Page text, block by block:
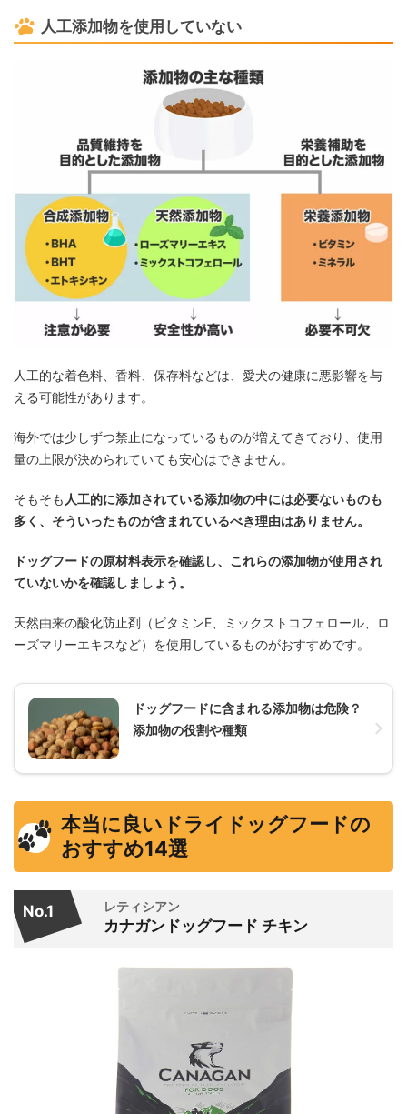
人工添加物を使用していない
人工的な着色料、香料、保存料などは、愛犬の健康に悪影響を与
える可能性があります。
海外では少しずつ禁止になっているものが増えてきており、使用
量の上限が決められていても安心はできません。
そもそも 人工的に添加されている添加物の中には必要ないものも
多く、そういったものが含まれているべき理由はありません。
ドッグフードの原材料表示を確認し、これらの添加物が使用され
ていないかを確認しましょう。
天然由来の酸化防止剤（ビタミンE、ミックストコフェロール、ロ
ーズマリーエキスなど）を使用しているものがおすすめです。
ドッグフードに含まれる添加物は危険？
添加物の役割や種類
本当に良いドライドッグフードの
おすすめ14選
No.1 レティシアン
カナガンドッグフード チキン